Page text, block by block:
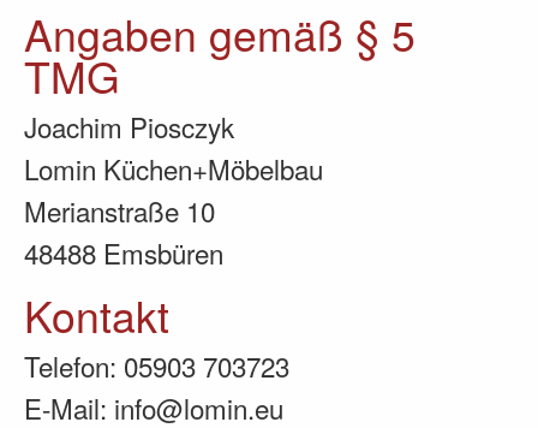
Angaben gemäß § 5
TMG
Joachim Piosczyk
Lomin Küchen+Möbelbau
Merianstraße 10
48488 Emsbüren
Kontakt
Telefon: 05903 703723
E-Mail: info@lomin.eu